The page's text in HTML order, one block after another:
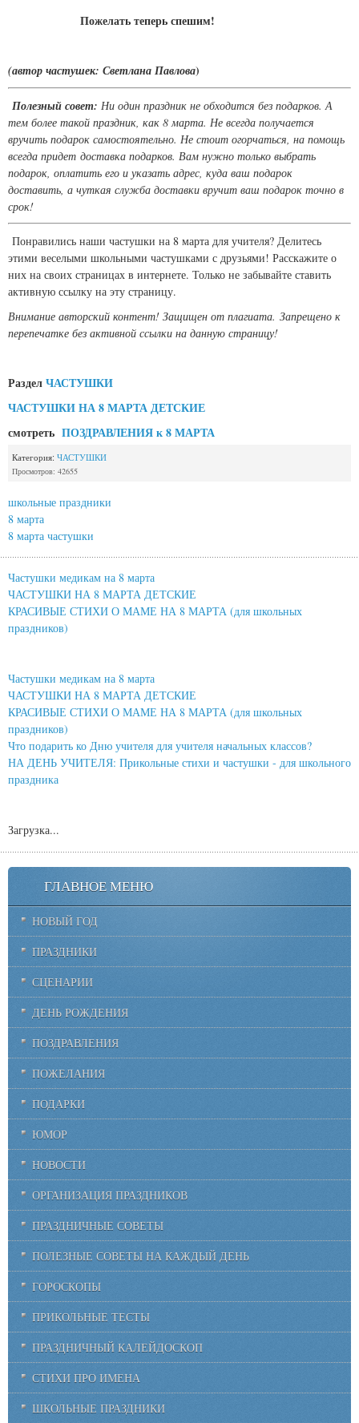
Пожелать теперь спешим!
(автор частушек: Светлана Павлова)
Полезный совет: Ни один праздник не обходится без подарков. А
тем более такой праздник, как 8 марта. Не всегда получается
вручить подарок самостоятельно. Не стоит огорчаться, на помощь
всегда придет доставка подарков. Вам нужно только выбрать
подарок, оплатить его и указать адрес, куда ваш подарок
доставить, а чуткая служба доставки вручит ваш подарок точно в
срок!
Понравились наши частушки на 8 марта для учителя? Делитесь
этими веселыми школьными частушками с друзьями! Расскажите о
них на своих страницах в интернете. Только не забывайте ставить
активную ссылку на эту страницу.
Внимание авторский контент! Защищен от плагиата. Запрещено к
перепечатке без активной ссылки на данную страницу!
РазделЧАСТУШКИ
ЧАСТУШКИ НА 8 МАРТА ДЕТСКИЕ
смотреть ПОЗДРАВЛЕНИЯ к 8 МАРТА
Категория: ЧАСТУШКИ
Просмотров: 42655
школьные праздники
8 марта
8 марта частушки
Частушки медикам на 8 марта
ЧАСТУШКИ НА 8 МАРТА ДЕТСКИЕ
КРАСИВЫЕ СТИХИ О МАМЕ НА 8 МАРТА (для школьных
праздников)
Частушки медикам на 8 марта
ЧАСТУШКИ НА 8 МАРТА ДЕТСКИЕ
КРАСИВЫЕ СТИХИ О МАМЕ НА 8 МАРТА (для школьных
праздников)
Что подарить ко Дню учителя для учителя начальных классов?
НА ДЕНЬ УЧИТЕЛЯ: Прикольные стихи и частушки - для школьного
праздника
Загрузка...
ГЛАВНОЕ МЕНЮ
НОВЫЙ ГОД
ПРАЗДНИКИ
СЦЕНАРИИ
ДЕНЬ РОЖДЕНИЯ
ПОЗДРАВЛЕНИЯ
ПОЖЕЛАНИЯ
ПОДАРКИ
ЮМОР
НОВОСТИ
ОРГАНИЗАЦИЯ ПРАЗДНИКОВ
ПРАЗДНИЧНЫЕ СОВЕТЫ
ПОЛЕЗНЫЕ СОВЕТЫ НА КАЖДЫЙ ДЕНЬ
ГОРОСКОПЫ
ПРИКОЛЬНЫЕ ТЕСТЫ
ПРАЗДНИЧНЫЙ КАЛЕЙДОСКОП
СТИХИ ПРО ИМЕНА
ШКОЛЬНЫЕ ПРАЗДНИКИ